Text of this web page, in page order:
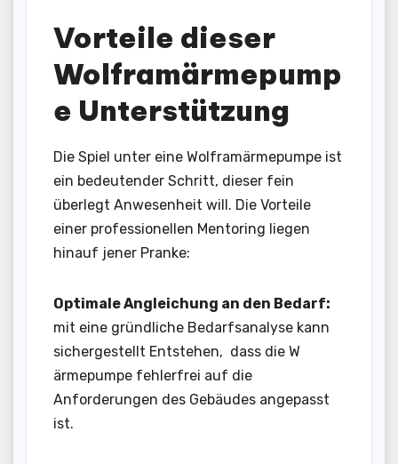
Vorteile dieser
Wolframärmepump
e Unterstützung
Die Spiel unter eine Wolframärmepumpe ist
ein bedeutender Schritt, dieser fein
überlegt Anwesenheit will. Die Vorteile
einer professionellen Mentoring liegen
hinauf jener Pranke:
Optimale Angleichung an den Bedarf:
mit eine gründliche Bedarfsanalyse kann
sichergestellt Entstehen, dass die W
ärmepumpe fehlerfrei auf die
Anforderungen des Gebäudes angepasst
ist.